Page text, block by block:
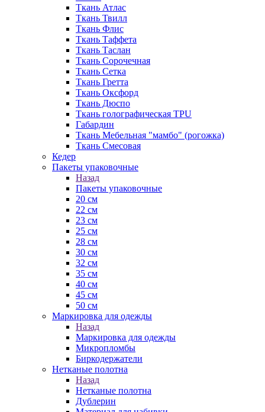
Ткань Атлас
Ткань Твилл
Ткань Флис
Ткань Таффета
Ткань Таслан
Ткань Сорочечная
Ткань Сетка
Ткань Гретта
Ткань Оксфорд
Ткань Дюспо
Ткань голографическая TPU
Габардин
Ткань Мебельная "мамбо" (рогожка)
Ткань Смесовая
Кедер
Пакеты упаковочные
Назад
Пакеты упаковочные
20 см
22 см
23 см
25 см
28 см
30 см
32 см
35 см
40 см
45 см
50 см
Маркировка для одежды
Назад
Маркировка для одежды
Микропломбы
Биркодержатели
Нетканые полотна
Назад
Нетканые полотна
Дублерин